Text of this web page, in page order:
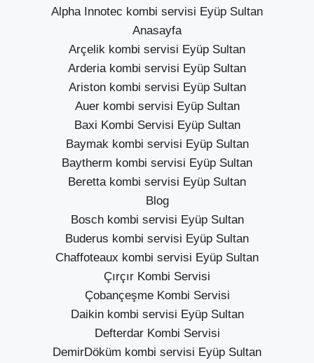
Alpha Innotec kombi servisi Eyüp Sultan
Anasayfa
Arçelik kombi servisi Eyüp Sultan
Arderia kombi servisi Eyüp Sultan
Ariston kombi servisi Eyüp Sultan
Auer kombi servisi Eyüp Sultan
Baxi Kombi Servisi Eyüp Sultan
Baymak kombi servisi Eyüp Sultan
Baytherm kombi servisi Eyüp Sultan
Beretta kombi servisi Eyüp Sultan
Blog
Bosch kombi servisi Eyüp Sultan
Buderus kombi servisi Eyüp Sultan
Chaffoteaux kombi servisi Eyüp Sultan
Çırçır Kombi Servisi
Çobançeşme Kombi Servisi
Daikin kombi servisi Eyüp Sultan
Defterdar Kombi Servisi
DemirDöküm kombi servisi Eyüp Sultan